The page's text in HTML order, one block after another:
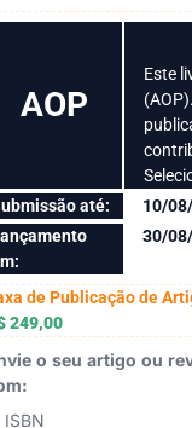
AOP
Este
até:
10/
30/
de Publicação de
249,00
o seu artigo ou
ISBN